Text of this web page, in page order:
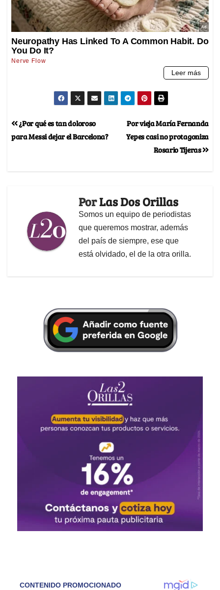
Por vieja María Fernanda
Yepes casi no protagoniza
Rosario Tijeras
¿Por qué es tan doloroso
para Messi dejar el Barcelona?
PorLas Dos Orillas
Somos un equipo de periodistas
que queremos mostrar, además
del país de siempre, ese que
está olvidado, el de la otra orilla.